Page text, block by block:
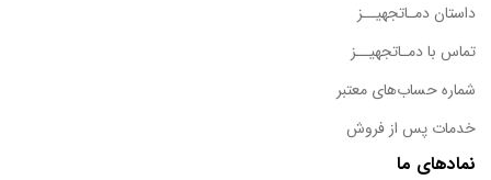
داستان دمـاتجهیــز
تماس با دمـاتجهیــز
شماره حساب‌های معتبر
خدمات پس از فروش
نمادهای ما